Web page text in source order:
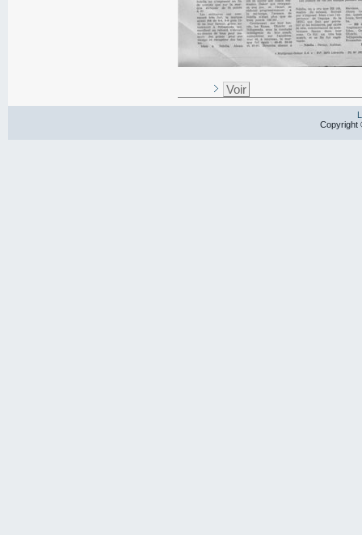
Voir
Copyright